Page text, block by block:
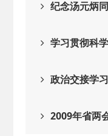
纪念汤元炳
学习贯彻科
政治交接学
2009年省两